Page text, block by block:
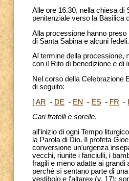
Alle ore 16.30, nella chiesa di
penitenziale verso la Basilica
Alla processione hanno
di Santa Sabina e alcuni fedeli.
Al termine della processione,
con il Rito di benedizione e di
Nel corso della Celebrazione
di seguito:
[AR - DE - EN - ES - FR -
Cari fratelli e sorelle,
all’inizio di ogni Tempo
la Parola di Dio. Il profeta
conversione un’urgenza
vecchi, riunite i fanciulli, i
fragili e meno adatte ai
perché si sentano parte di
vestibolo e l’altare» (v. 17);